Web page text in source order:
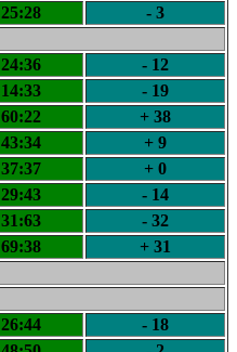
25:28
- 3
24:36
- 12
14:33
- 19
60:22
+ 38
43:34
+ 9
37:37
+ 0
29:43
- 14
31:63
- 32
69:38
+ 31
26:44
- 18